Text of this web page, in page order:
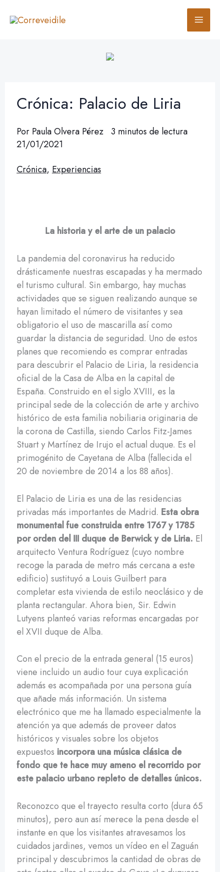
Crónica: Palacio de Liria
Por Paula Olvera Pérez
3 minutos de lectura
21/01/2021
Crónica, Experiencias
La historia y el arte de un palacio
La pandemia del coronavirus ha reducido
drásticamente nuestras escapadas y ha mermado
el turismo cultural. Sin embargo, hay muchas
actividades que se siguen realizando aunque se
hayan limitado el número de visitantes y sea
obligatorio el uso de mascarilla así como
guardar la distancia de seguridad. Uno de estos
planes que recomiendo es comprar entradas
para descubrir el Palacio de Liria, la residencia
oficial de la Casa de Alba en la capital de
España. Construido en el siglo XVIII, es la
principal sede de la colección de arte y archivo
histórico de esta familia nobiliaria originaria de
la corona de Castilla, siendo Carlos Fitz-James
Stuart y Martínez de Irujo el actual duque. Es el
primogénito de Cayetana de Alba (fallecida el
20 de noviembre de 2014 a los 88 años).
El Palacio de Liria es una de las residencias
privadas más importantes de Madrid. Esta obra
monumental fue construida entre 1767 y 1785
por orden del III duque de Berwick y de Liria. El
arquitecto Ventura Rodríguez (cuyo nombre
recoge la parada de metro más cercana a este
edificio) sustituyó a Louis Guilbert para
completar esta vivienda de estilo neoclásico y de
planta rectangular. Ahora bien, Sir. Edwin
Lutyens planteó varias reformas encargadas por
el XVII duque de Alba.
Con el precio de la entrada general (15 euros)
viene incluido un audio tour cuya explicación
además es acompañada por una persona guía
que añade más información. Un sistema
electrónico que me ha llamado especialmente la
atención ya que además de proveer datos
históricos y visuales sobre los objetos
expuestos incorpora una música clásica de
fondo que te hace muy ameno el recorrido por
este palacio urbano repleto de detalles únicos.
Reconozco que el trayecto resulta corto (dura 65
minutos), pero aun así merece la pena desde el
instante en que los visitantes atravesamos los
cuidados jardines, vemos un vídeo en el Zaguán
principal y descubrimos la cantidad de obras de
u